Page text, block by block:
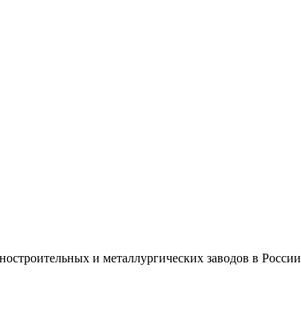
и металлургических заводов в России